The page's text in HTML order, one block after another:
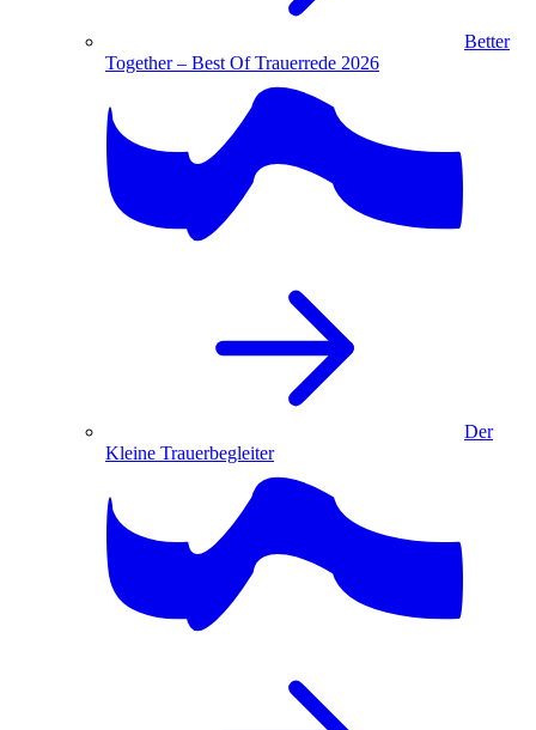
Better
Together – Best Of Trauerrede 2026
Der
Kleine Trauerbegleiter